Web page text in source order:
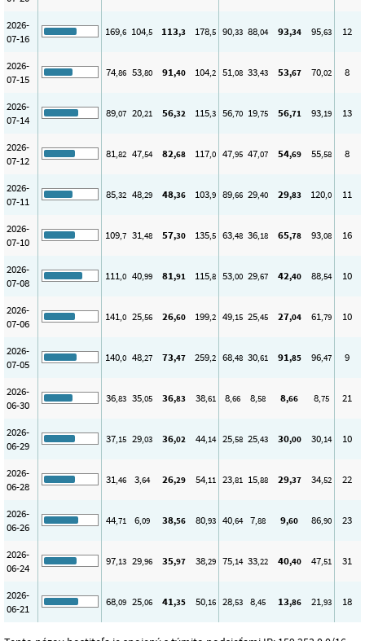
2026-
07-16
169,6 104,5 113,3 178,5 90,33 88,04 93,34 95,63 12
2026-
07-15
74,86 53,80 91,40 104,2 51,08 33,43 53,67 70,02 8
2026-
07-14
89,07 20,21 56,32 115,3 56,70 19,75 56,71 93,19 13
2026-
07-12
81,82 47,54 82,68 117,0 47,95 47,07 54,69 55,58 8
2026-
07-11
85,32 48,29 48,36 103,9 89,66 29,40 29,83 120,0 11
2026-
07-10
109,7 31,48 57,30 135,5 63,48 36,18 65,78 93,08 16
2026-
07-08
111,0 40,99 81,91 115,8 53,00 29,67 42,40 88,54 10
2026-
07-06
141,0 25,56 26,60 199,2 49,15 25,45 27,04 61,79 10
2026-
07-05
140,0 48,27 73,47 259,2 68,48 30,61 91,85 96,47 9
2026-
06-30
36,83 35,05 36,83 38,61 8,66 8,58 8,66 8,75 21
2026-
06-29
37,15 29,03 36,02 44,14 25,58 25,43 30,00 30,14 10
2026-
06-28
31,46 3,64 26,29 54,11 23,81 15,88 29,37 34,52 22
2026-
06-26
44,71 6,09 38,56 80,93 40,64 7,88 9,60 86,90 23
2026-
06-24
97,13 29,96 35,97 38,29 75,14 33,22 40,40 47,51 31
2026-
06-21
68,09 25,06 41,35 50,16 28,53 8,45 13,86 21,93 18